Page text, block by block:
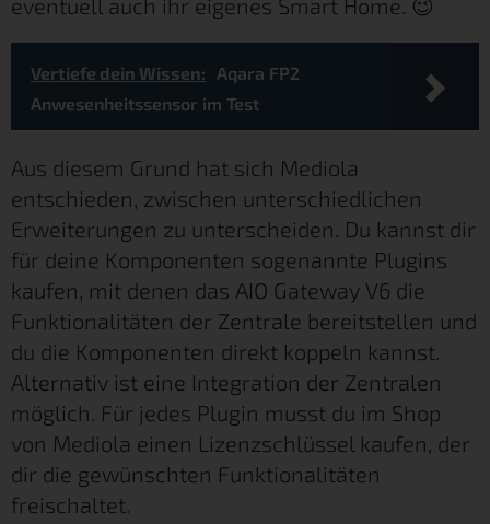
eventuell auch ihr eigenes Smart Home. 😉
Vertiefe dein Wissen:
Aqara FP2
Anwesenheitssensor im Test
Aus diesem Grund hat sich Mediola
entschieden, zwischen unterschiedlichen
Erweiterungen zu unterscheiden. Du kannst dir
für deine Komponenten sogenannte Plugins
kaufen, mit denen das AIO Gateway V6 die
Funktionalitäten der Zentrale bereitstellen und
du die Komponenten direkt koppeln kannst.
Alternativ ist eine Integration der Zentralen
möglich. Für jedes Plugin musst du im Shop
von Mediola einen Lizenzschlüssel kaufen, der
dir die gewünschten Funktionalitäten
freischaltet.